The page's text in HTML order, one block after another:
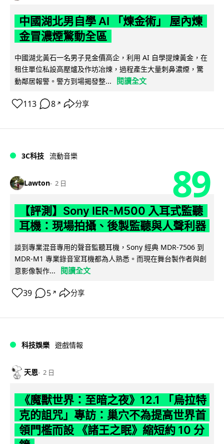
中國湖北男自學 AI 「煉金術」 屋內煉
金冒濃煙驚動全區
中國湖北黃石一名男子見金價高企，利用 AI 自學提煉黃金，在
租住單位私設高壓爐及作坊冶煉，過程產生大量刺鼻濃煙，驚
動鄰居報警。警方到場揭發整...
閱讀全文
113 8 ↗ 分享
3C科技 流動音樂
Lawton 2 日 89
【評測】Sony IER-M500 入耳式監聽
耳機：現場拍攝、後製監聽與人聲利器
談到專業混音專用的聲音監聽耳機，Sony 經典 MDR-7506 到
MDR-M1 專業錄音室耳機都為人熟悉。而現在舞台製作者與創
意影像製作...
閱讀全文
39 5 ↗ 分享
科技娛樂 遊戲情報
天恩 2 日
《魔獸世界：至暗之夜》12.1 「烏拉特
克的詛咒」專訪：巢穴不為提高世界首
領門檻而設 《諸王之眠》縮短約 10 分